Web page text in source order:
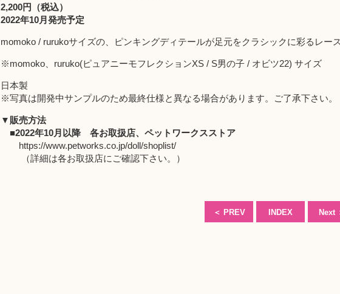
2,200円（税込）
2022年10月発売予定
momoko / rurukoサイズの、ピンキングディテールが足元をクラシックに彩るレー
※momoko、ruruko(ピュアニーモフレクションXS / S男の子 / オビツ22) サイズ
日本製
※写真は開発中サンプルのため最終仕様と異なる場合があります。ご了承下さい。
▼販売方法
■2022年10月以降 各お取扱店、 ペットワークスストア
https://www.petworks.co.jp/doll/shoplist/
（詳細は各お取扱店にご確認下さい。）
＜ PREV INDEX Next